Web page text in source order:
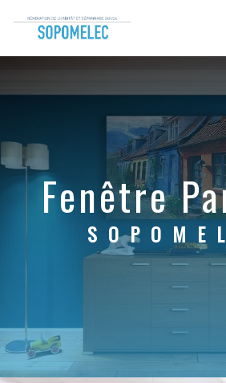
fenêtre